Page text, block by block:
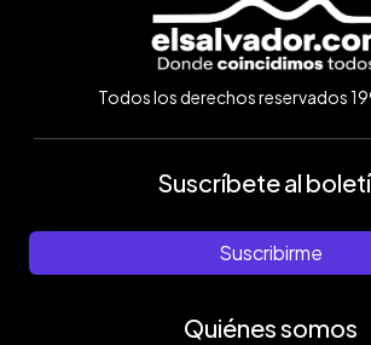
Todos los derechos reservados
Suscríbete al
Suscribirme
Quiénes somos